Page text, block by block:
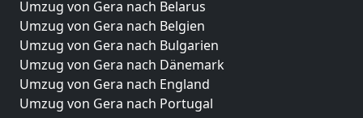
Umzug von Gera nach Belarus
Umzug von Gera nach Belgien
Umzug von Gera nach Bulgarien
Umzug von Gera nach Dänemark
Umzug von Gera nach England
Umzug von Gera nach Portugal